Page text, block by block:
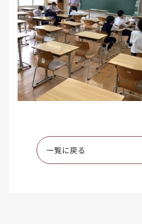
一覧に戻る